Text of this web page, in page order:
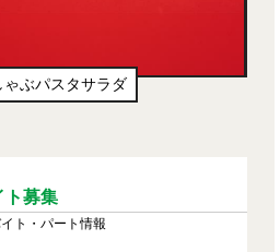
（わたあめ味風）
ト募集
ト・パート情報